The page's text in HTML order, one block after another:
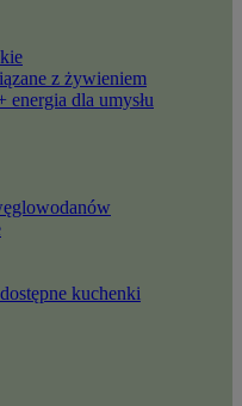
z żywieniem
energia dla umysłu
kuchenki